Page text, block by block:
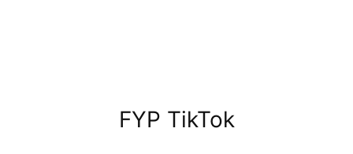
FYP TikTok